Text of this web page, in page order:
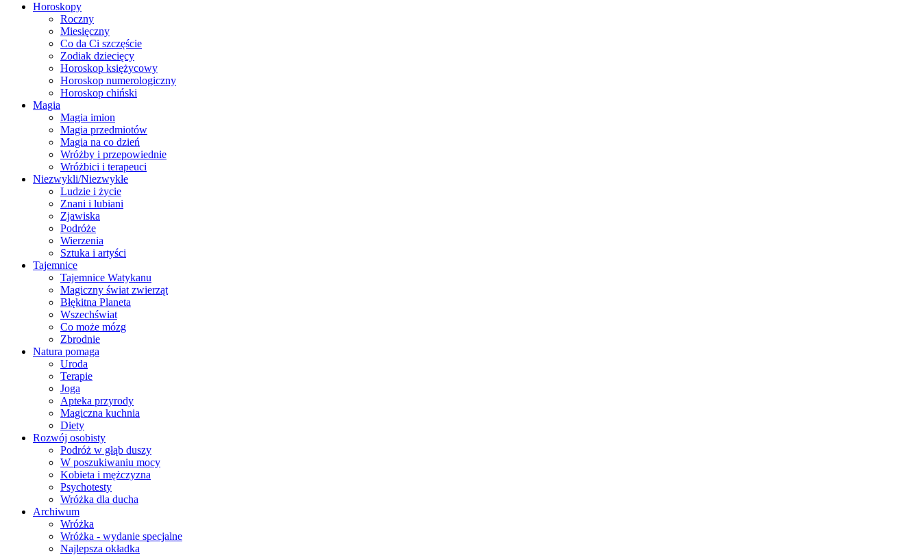
Horoskopy
Roczny
Miesięczny
Co da Ci szczęście
Zodiak dziecięcy
Horoskop księżycowy
Horoskop numerologiczny
Horoskop chiński
Magia
Magia imion
Magia przedmiotów
Magia na co dzień
Wróżby i przepowiednie
Wróżbici i terapeuci
Niezwykli/Niezwykłe
Ludzie i życie
Znani i lubiani
Zjawiska
Podróże
Wierzenia
Sztuka i artyści
Tajemnice
Tajemnice Watykanu
Magiczny świat zwierząt
Błękitna Planeta
Wszechświat
Co może mózg
Zbrodnie
Natura pomaga
Uroda
Terapie
Joga
Apteka przyrody
Magiczna kuchnia
Diety
Rozwój osobisty
Podróż w głąb duszy
W poszukiwaniu mocy
Kobieta i mężczyzna
Psychotesty
Wróżka dla ducha
Archiwum
Wróżka
Wróżka - wydanie specjalne
Najlepsza okładka